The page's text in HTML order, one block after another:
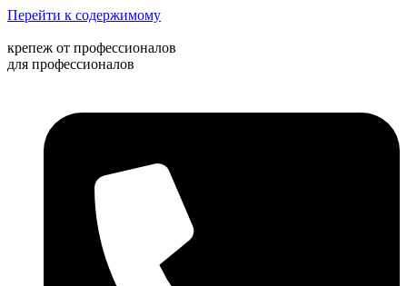
Перейти к содержимому
крепеж от профессионалов
для профессионалов